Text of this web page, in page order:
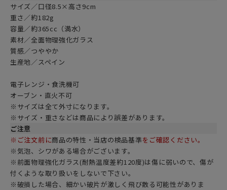
サイズ／口径8.5×高さ9cm
重さ／約182g
容量／約365cc（満水）
素材／全面物理強化ガラス
質感／つややか
生産地／スペイン
電子レンジ・食洗機可
オーブン・直火不可
※サイズは全て外寸になります。
※サイズ・重さなどは商品により誤差があります。
ご注意
※ご注文前に商品の特性・当店の検品基準をご確認ください。
※気泡、シワがある場合がございます。
※前面物理強化ガラス(耐熱温度差約120度)は傷に弱いので、傷が
付くような取り扱いをしないで下さい。
※破損した場合、細かい破片が激しく飛び散る可能性がありま